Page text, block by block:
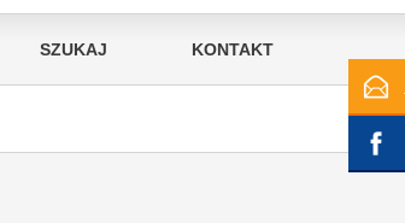
SZUKAJ KONTAKT